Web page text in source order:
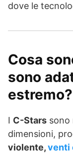
dove le
Cosa
sono
estremo?
I C-Stars sono
dimensioni,
violente,venti